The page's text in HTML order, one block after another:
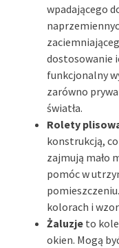
wpadającego
dostosowanie
funkcjonalny
zarówno
światła.
Rolety
konstrukcją, co
zajmują mało
pomóc w
kolorach i
Żaluzje to
okien. Mogą